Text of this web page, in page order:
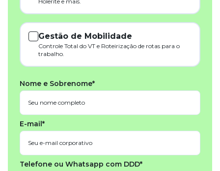
Gestão de Mobilidade
Controle Total do VT e Roteirização de rotas para o
trabalho.
Nome e Sobrenome*
E-mail*
Telefone ou Whatsapp com DDD*